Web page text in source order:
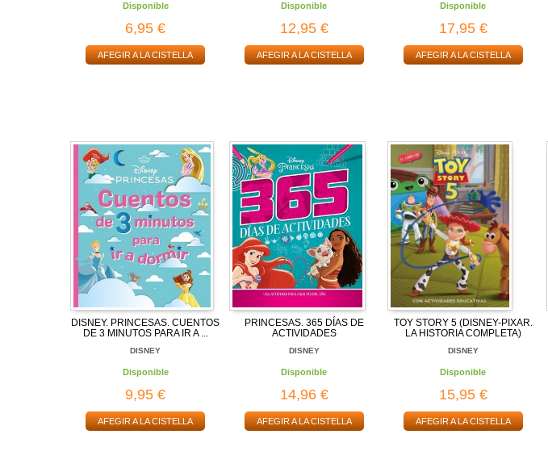
Disponible
6,95 €
AFEGIR A LA CISTELLA
Disponible
12,95 €
AFEGIR A LA CISTELLA
Disponible
17,95 €
AFEGIR A LA CISTELLA
DISNEY. PRINCESAS. CUENTOS
DE 3 MINUTOS PARA IR A ...
DISNEY
Disponible
9,95 €
AFEGIR A LA CISTELLA
PRINCESAS. 365 DÍAS DE
ACTIVIDADES
DISNEY
Disponible
14,96 €
AFEGIR A LA CISTELLA
TOY STORY 5 (DISNEY-PIXAR.
LA HISTORIA COMPLETA)
DISNEY
Disponible
15,95 €
AFEGIR A LA CISTELLA